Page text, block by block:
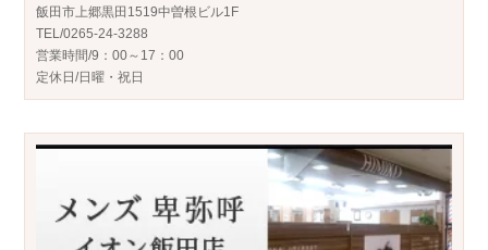
飯田市上郷黒田1519中曽根ビル1F
TEL/0265-24-3288
営業時間/9：00～17：00
定休日/日曜・祝日